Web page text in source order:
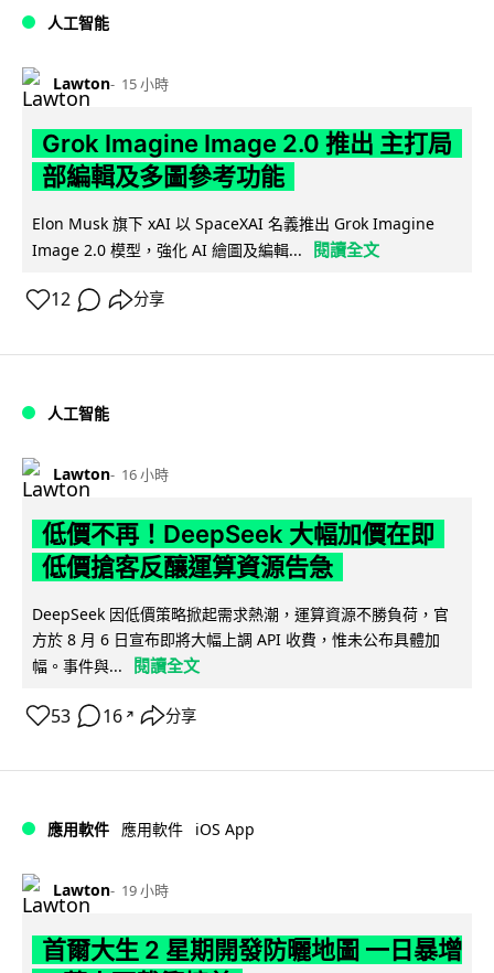
人工智能
Lawton 15 小時
Grok Imagine Image 2.0 推出 主打局
部編輯及多圖參考功能
Elon Musk 旗下 xAI 以 SpaceXAI 名義推出 Grok Imagine
Image 2.0 模型，強化 AI 繪圖及編輯...
閱讀全文
12 分享
人工智能
Lawton 16 小時
低價不再！DeepSeek 大幅加價在即
低價搶客反釀運算資源告急
DeepSeek 因低價策略掀起需求熱潮，運算資源不勝負荷，官
方於 8 月 6 日宣布即將大幅上調 API 收費，惟未公布具體加
幅。事件與...
閱讀全文
53 16 ↗ 分享
應用軟件 應用軟件 iOS App
Lawton 19 小時
首爾大生 2 星期開發防曬地圖 一日暴增